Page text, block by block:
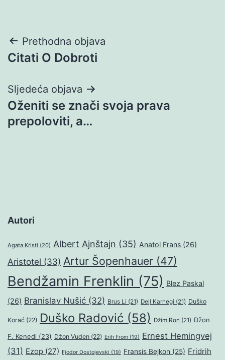
Navigacija
objava
Prethodna objava
Citati O Dobroti
Sljedeća objava
Oženiti se znači svoja prava
prepoloviti, a…
Autori
Agata Kristi (20) Albert Ajnštajn (35) Anatol Frans (26)
Aristotel (33) Artur Šopenhauer (47)
Bendžamin Frenklin (75) Blez Paskal
(26) Branislav Nušić (32) Brus Li (21) Dejl Karnegi (21) Duško
Korać (22) Duško Radović (58) Džim Ron (21) Džon
F. Kenedi (23) Džon Vuden (22) Erih From (19) Ernest Hemingvej
(31) Ezop (27) Fjodor Dostojevski (19) Fransis Bejkon (25) Fridrih